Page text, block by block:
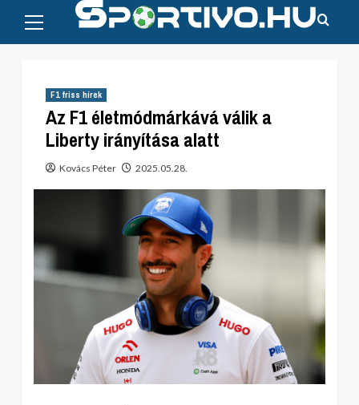
content
Menu
F1 friss hírek
Az F1 életmódmárkává válik a
Liberty irányítása alatt
Kovács Péter 2025.05.28.